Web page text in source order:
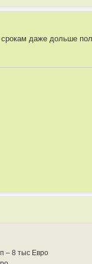
даже дольше
– 8 тыс Евро